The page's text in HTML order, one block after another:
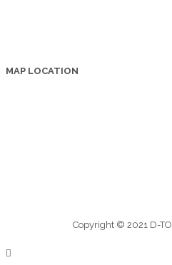
MAP LOCATION
Copyright © 2021 D-